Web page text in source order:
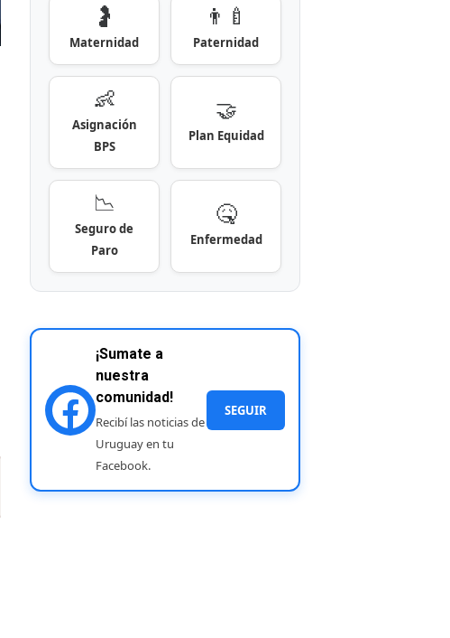
🤰
Maternidad
👨‍🍼
Paternidad
👶
Asignación
BPS
🤝
Plan Equidad
📉
Seguro de
Paro
🤒
Enfermedad
¡Sumate a
nuestra
comunidad!
Recibí las noticias de
Uruguay en tu
Facebook.
SEGUIR